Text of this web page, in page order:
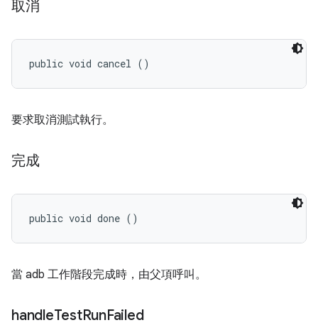
取消
public void cancel ()
要求取消測試執行。
完成
public void done ()
當 adb 工作階段完成時，由父項呼叫。
handleTestRunFailed